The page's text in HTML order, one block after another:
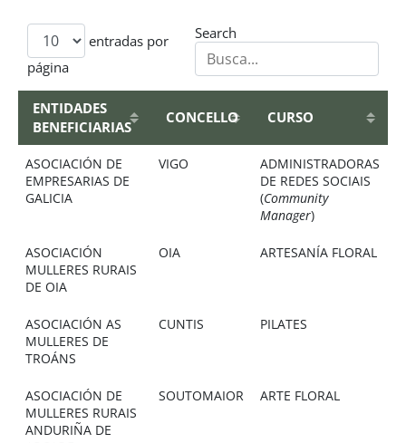
entradas por
página
Search
ENTIDADES
BENEFICIARIAS
CONCELLO CURSO
ASOCIACIÓN DE
EMPRESARIAS DE
GALICIA
VIGO
ADMINISTRADORAS
DE REDES SOCIAIS
(Community
Manager)
ASOCIACIÓN
MULLERES RURAIS
DE OIA
OIA ARTESANÍA FLORAL
ASOCIACIÓN AS
MULLERES DE
TROÁNS
CUNTIS PILATES
ASOCIACIÓN DE
MULLERES RURAIS
ANDURIÑA DE
SOUTOMAIOR ARTE FLORAL